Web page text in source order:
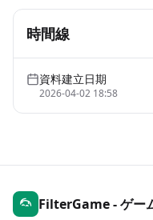
時間線
資料建立日期
2026-04-02 18:58
FilterGame - ゲー